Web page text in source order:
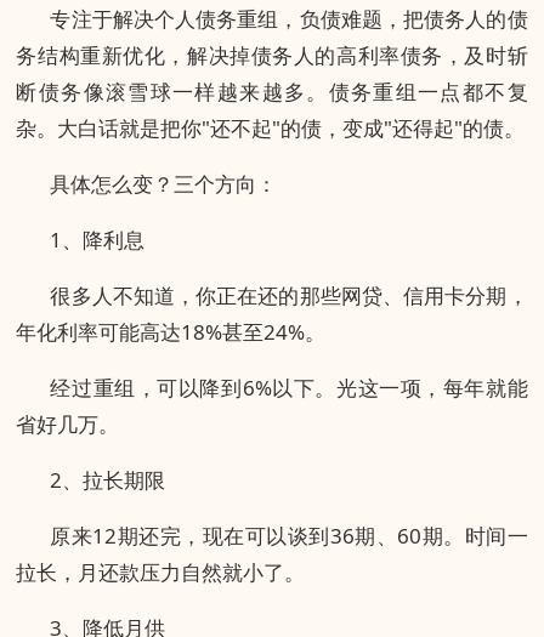
专注于解决个人债务重组，负债难题，把债务人的债
务结构重新优化，解决掉债务人的高利率债务，及时斩
断债务像滚雪球一样越来越多。债务重组一点都不复
杂。大白话就是把你"还不起"的债，变成"还得起"的债。
具体怎么变？三个方向：
1、降利息
很多人不知道，你正在还的那些网贷、信用卡分期，
年化利率可能高达18%甚至24%。
经过重组，可以降到6%以下。光这一项，每年就能
省好几万。
2、拉长期限
原来12期还完，现在可以谈到36期、60期。时间一
拉长，月还款压力自然就小了。
3、降低月供